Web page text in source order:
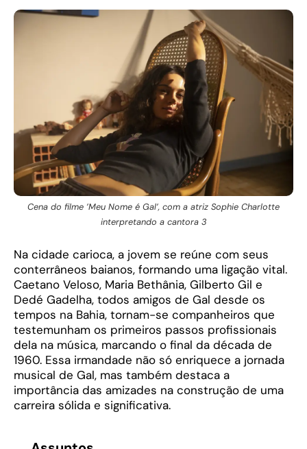
Cena do filme ’Meu Nome é Gal’, com a atriz Sophie Charlotte
interpretando a cantora 3
Na cidade carioca, a jovem se reúne com seus
conterrâneos baianos, formando uma ligação vital.
Caetano Veloso, Maria Bethânia, Gilberto Gil e
Dedé Gadelha, todos amigos de Gal desde os
tempos na Bahia, tornam-se companheiros que
testemunham os primeiros passos profissionais
dela na música, marcando o final da década de
1960. Essa irmandade não só enriquece a jornada
musical de Gal, mas também destaca a
importância das amizades na construção de uma
carreira sólida e significativa.